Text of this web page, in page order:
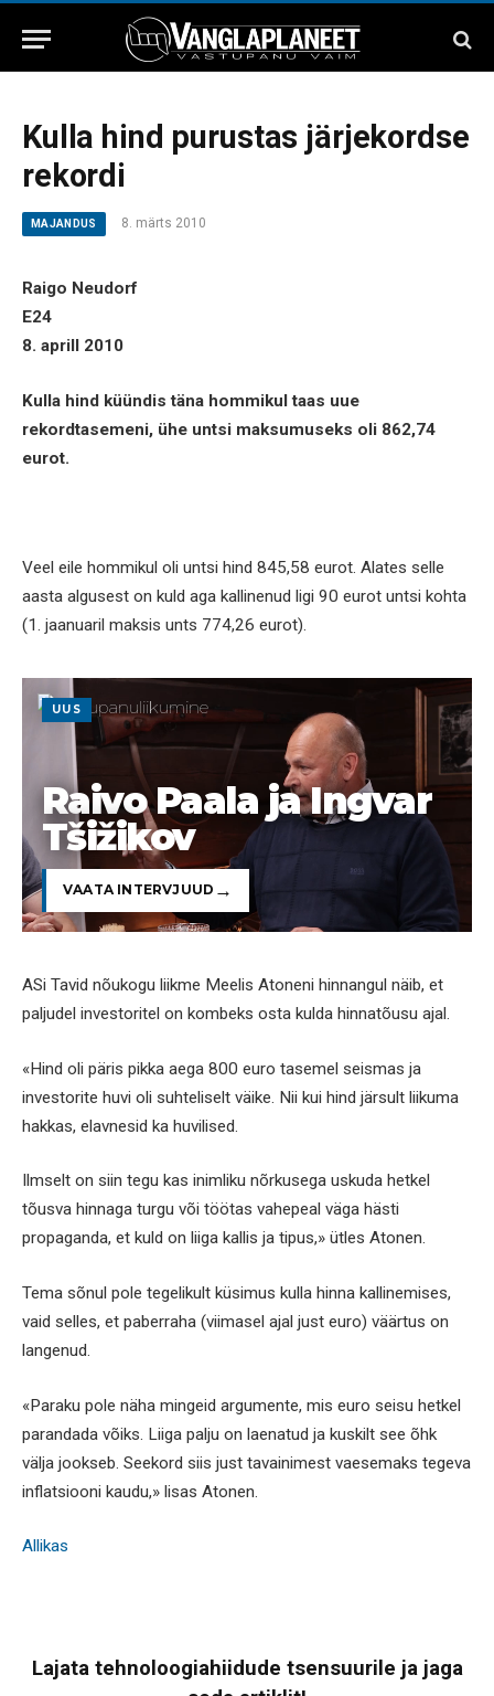
Kulla hind purustas järjekordse
rekordi
MAJANDUS 8. märts 2010
Raigo Neudorf
E24
8. aprill 2010
Kulla hind küündis täna hommikul taas uue
rekordtasemeni, ühe untsi maksumuseks oli 862,74
eurot.
Veel eile hommikul oli untsi hind 845,58 eurot. Alates selle
aasta algusest on kuld aga kallinenud ligi 90 eurot untsi kohta
(1. jaanuaril maksis unts 774,26 eurot).
UUS
Raivo Paala ja Ingvar
Tšižikov
VAATA INTERVJUUD
ASi Tavid nõukogu liikme Meelis Atoneni hinnangul näib, et
paljudel investoritel on kombeks osta kulda hinnatõusu ajal.
«Hind oli päris pikka aega 800 euro tasemel seismas ja
investorite huvi oli suhteliselt väike. Nii kui hind järsult liikuma
hakkas, elavnesid ka huvilised.
Ilmselt on siin tegu kas inimliku nõrkusega uskuda hetkel
tõusva hinnaga turgu või töötas vahepeal väga hästi
propaganda, et kuld on liiga kallis ja tipus,» ütles Atonen.
Tema sõnul pole tegelikult küsimus kulla hinna kallinemises,
vaid selles, et paberraha (viimasel ajal just euro) väärtus on
langenud.
«Paraku pole näha mingeid argumente, mis euro seisu hetkel
parandada võiks. Liiga palju on laenatud ja kuskilt see õhk
välja jookseb. Seekord siis just tavainimest vaesemaks tegeva
inflatsiooni kaudu,» lisas Atonen.
Allikas
Lajata tehnoloogiahiidude tsensuurile ja jaga